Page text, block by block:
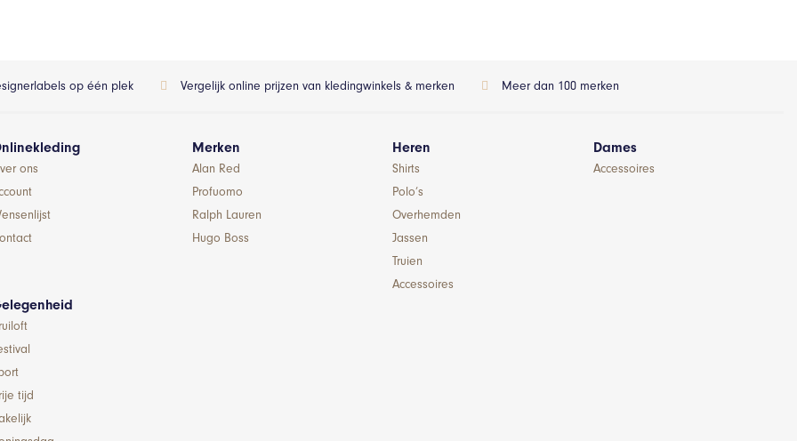
op één plek Vergelijk online prijzen van kledingwinkels & merken Meer dan 100 merken
ons
Merken
Alan Red
Profuomo
Ralph Lauren
Hugo Boss
Heren
Shirts
Polo’s
Overhemden
Jassen
Truien
Accessoires
Dames
Accessoires
tijd